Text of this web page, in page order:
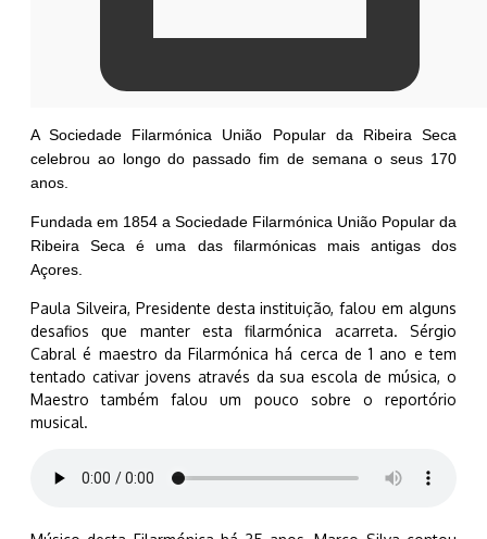
A Sociedade Filarmónica União Popular da Ribeira Seca
celebrou ao longo do passado fim de semana o seus 170
anos.
Fundada em 1854 a Sociedade Filarmónica União Popular da
Ribeira Seca é uma das filarmónicas mais antigas dos
Açores.
Paula Silveira, Presidente desta instituição, falou em alguns
desafios que manter esta filarmónica acarreta. Sérgio
Cabral é maestro da Filarmónica há cerca de 1 ano e tem
tentado cativar jovens através da sua escola de música, o
Maestro também falou um pouco sobre o reportório
musical.